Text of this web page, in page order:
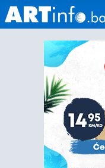
Početna
Vijesti
Sport
Kultura